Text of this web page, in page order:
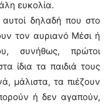
ευκολία.
δηλαδή που στο
τον αυριανό Μέσι ή
συνήθως, πρώτοι
ίδια τα παιδιά τους
μάλιστα, τα πιέζουν
ή δεν αγαπούν,